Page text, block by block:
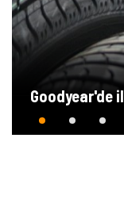
Goodyear'de